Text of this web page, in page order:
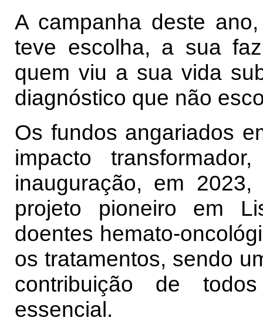
A campanha deste
teve escolha, a sua
quem viu a sua vida
diagnóstico que não
Os fundos angariados
impacto
inauguração, em
projeto pioneiro em
doentes hemato-
os tratamentos, sendo
contribuição de
essencial.